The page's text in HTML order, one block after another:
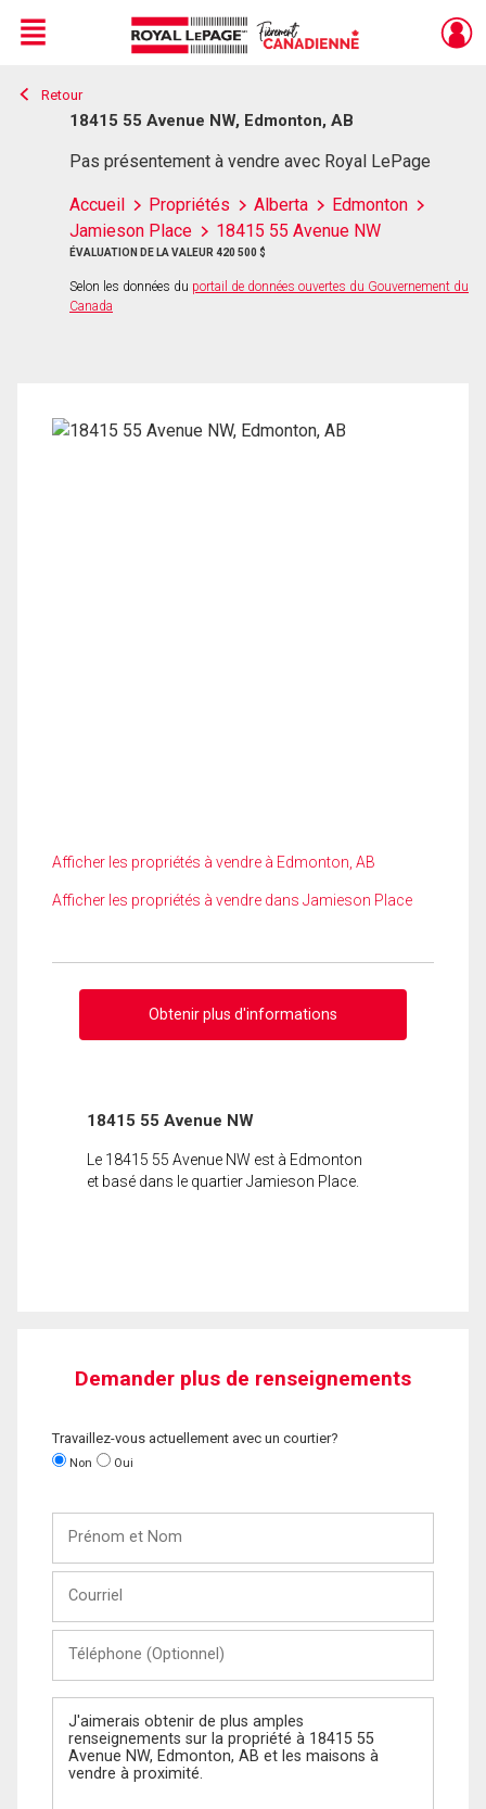
Live
En Direct
Menu
Retour
18415 55 Avenue NW, Edmonton, AB
Pas présentement à vendre avec Royal LePage
Accueil Propriétés Alberta
Edmonton
Jamieson Place
18415 55 Avenue NW
ÉVALUATION DE LA VALEUR 420 500 $
Selon les données du portail de données ouvertes du Gouvernement du
Canada
Afficher les propriétés à vendre à Edmonton, AB
Afficher les propriétés à vendre dans Jamieson Place
Obtenir plus d'informations
18415 55 Avenue NW
Le 18415 55 Avenue NW est à Edmonton
et basé dans le quartier Jamieson Place.
Demander plus de renseignements
Travaillez-vous actuellement avec un courtier?
Non Oui
Nom
(Optionnel)
Message